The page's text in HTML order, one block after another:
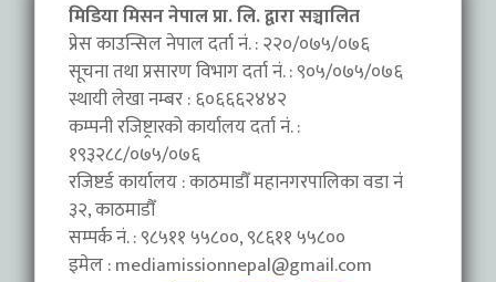
मिडिया मिसन नेपाल प्रा. लि. द्वारा सञ्चालित
प्रेस काउन्सिल नेपाल दर्ता नं. : २२०/०७५/०७६
सूचना तथा प्रसारण विभाग दर्ता नं. : ९०५/०७५/०७६
स्थायी लेखा नम्बर : ६०६६६२४४२
कम्पनी रजिष्ट्रारको कार्यालय दर्ता नं. :
१९३२८८/०७५/०७६
रजिष्टर्ड कार्यालय : काठमाडौँ महानगरपालिका वडा नंं
३२, काठमाडौँ
सम्पर्क नं. : ९८५११ ५५८००, ९८६११ ५५८००
इमेल :mediamissionnepal@gmail.com